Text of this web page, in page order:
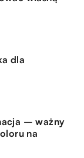
dla
– ważny
na